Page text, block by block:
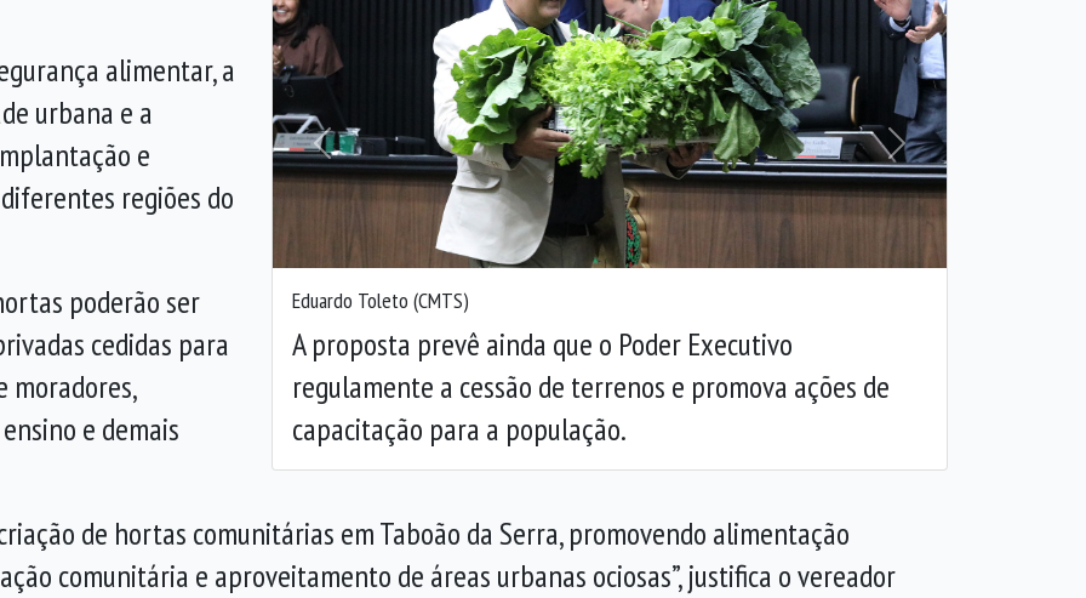
Eduardo Toleto (CMTS)
A proposta prevê ainda que o Poder Executivo
regulamente a cessão de terrenos e promova ações de
capacitação para a população.
Anterior Próxima
alimentar, a
urbana e a
e
regiões do
poderão ser
cedidas para
moradores,
e demais
de hortas comunitárias em Taboão da Serra, promovendo alimentação
comunitária e aproveitamento de áreas urbanas ociosas”, justifica o vereador